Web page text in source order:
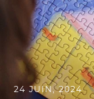
24 JUIN, 2024